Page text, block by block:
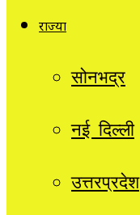
राज्यों
सोनभद्र
नई दिल्ली
उत्तरप्रदेश